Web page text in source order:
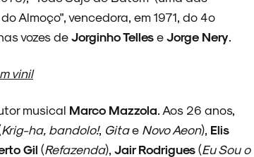
Almoço", vencedora, em 1971, do 4º
nas vozes deJorginho TelleseJorge Nery
vinil
musical Marco Mazzola . Aos 26 anos,
Krig-ha, bandolo!, Gitae Novo Aeon), Elis
Gil (Refazenda), Jair Rodrigues(Eu Sou o